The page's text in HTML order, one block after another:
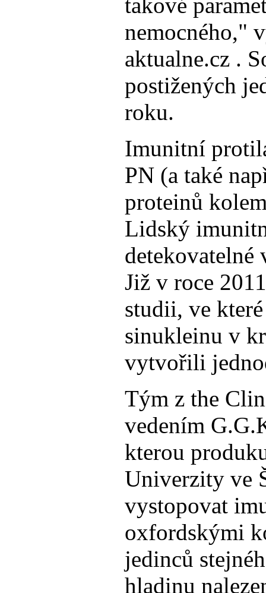
nemocného,"
aktualne.cz .
postižených
roku.
Imunitní
PN (a také
proteinů
Lidský
Již v roce
studii, ve
sinukleinu v
vytvořili
Tým z the
vedením
kterou
Univerzity ve
vystopovat
oxfordskými
jedinců
hladinu